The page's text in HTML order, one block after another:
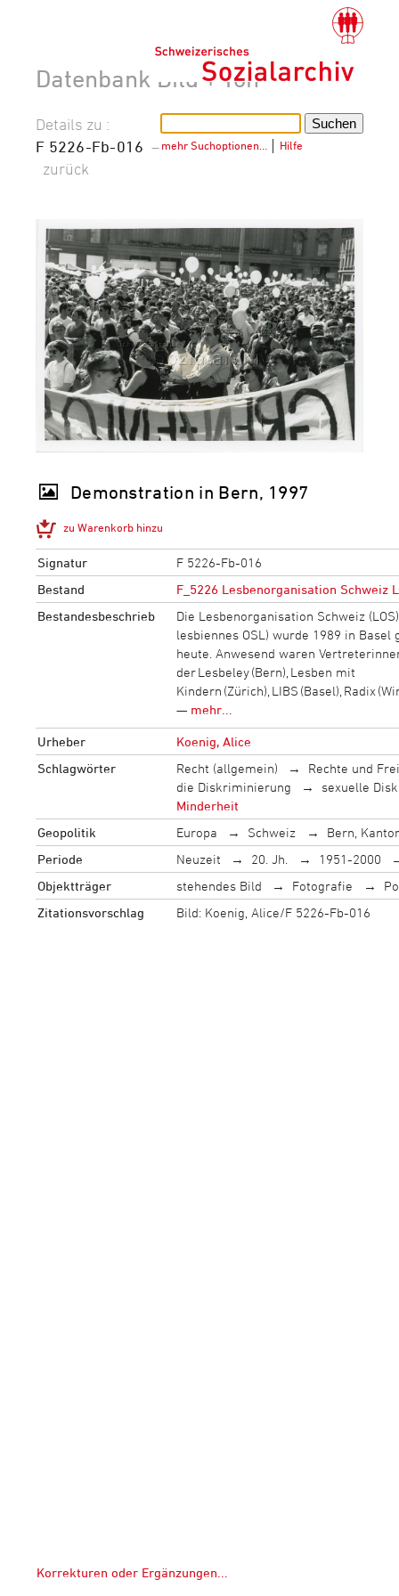
Datenbank Bild + Ton
mehr Suchoptionen… Hilfe
Details zu :
F 5226-Fb-016 –
zurück
Demonstration in Bern, 1997
zu Warenkorb hinzu
Signatur
F 5226-Fb-016
Bestand
F_5226 Lesbenorganisation Schweiz
Bestandesbeschrieb
Die Lesbenorganisation Schweiz
lesbiennes OSL) wurde 1989 in
heute. Anwesend waren
der Lesbeley (Bern), Lesben mit
Kindern (Zürich), LIBS (Basel), Radix
— mehr...
Urheber
Koenig, Alice
Schlagwörter
Recht (allgemein)
Rechte und
die Diskriminierung
sexuelle
Minderheit
Geopolitik
Europa Schweiz
Bern,
Periode
Neuzeit 20. Jh.
1951-2000
Objektträger
stehendes Bild Fotografie
Zitationsvorschlag
Bild: Koenig, Alice/F 5226-Fb-016
Korrekturen oder Ergänzungen...